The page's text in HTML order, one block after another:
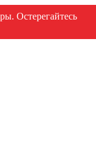
Остерегайтесь